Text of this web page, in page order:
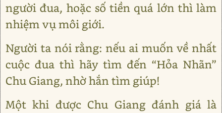
người đua, hoặc số tiền quá lớn thì làm
nhiệm vụ môi giới.
Người ta nói rằng: nếu ai muốn về nhất
cuộc đua thì hãy tìm đến “Hỏa Nhãn”
Chu Giang, nhờ hắn tìm giúp!
Một khi được Chu Giang đánh giá là